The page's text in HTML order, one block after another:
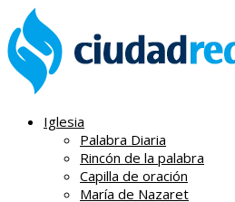
Iglesia
Palabra Diaria
Rincón de la palabra
Capilla de oración
María de Nazaret